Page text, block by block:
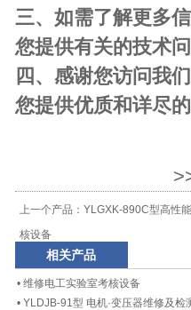
三、如需了解更多
您提供有关的技术
四、感谢您访问我
您提供优质和详尽
上一个产品： YLGXK-890C型高性
核设备
相关产品
• 维修电工实验室考核设备
• YLDJB-91型 电机·变压器维修及检